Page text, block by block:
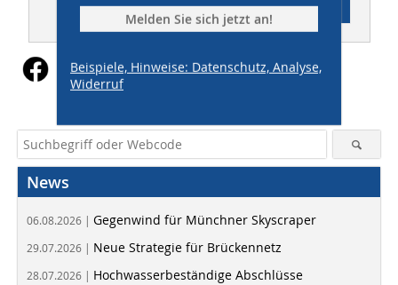
Inhaltsverzeichnis
Melden Sie sich jetzt an!
Beispiele, Hinweise: Datenschutz, Analyse,
Widerruf
News
06.08.2026 | Gegenwind für Münchner Skyscraper
29.07.2026 | Neue Strategie für Brückennetz
28.07.2026 | Hochwasserbeständige Abschlüsse